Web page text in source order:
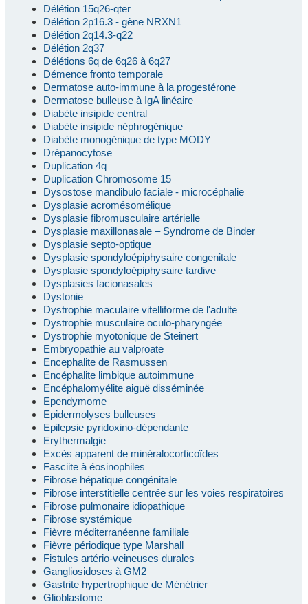
Délétion 15q26-qter
Délétion 2p16.3 - gène NRXN1
Délétion 2q14.3-q22
Délétion 2q37
Délétions 6q de 6q26 à 6q27
Démence fronto temporale
Dermatose auto-immune à la progestérone
Dermatose bulleuse à IgA linéaire
Diabète insipide central
Diabète insipide néphrogénique
Diabète monogénique de type MODY
Drépanocytose
Duplication 4q
Duplication Chromosome 15
Dysostose mandibulo faciale - microcéphalie
Dysplasie acromésomélique
Dysplasie fibromusculaire artérielle
Dysplasie maxillonasale – Syndrome de Binder
Dysplasie septo-optique
Dysplasie spondyloépiphysaire congenitale
Dysplasie spondyloépiphysaire tardive
Dysplasies facionasales
Dystonie
Dystrophie maculaire vitelliforme de l'adulte
Dystrophie musculaire oculo-pharyngée
Dystrophie myotonique de Steinert
Embryopathie au valproate
Encephalite de Rasmussen
Encéphalite limbique autoimmune
Encéphalomyélite aiguë disséminée
Ependymome
Epidermolyses bulleuses
Epilepsie pyridoxino-dépendante
Erythermalgie
Excès apparent de minéralocorticoïdes
Fasciite à éosinophiles
Fibrose hépatique congénitale
Fibrose interstitielle centrée sur les voies respiratoires
Fibrose pulmonaire idiopathique
Fibrose systémique
Fièvre méditerranéenne familiale
Fièvre périodique type Marshall
Fistules artério-veineuses durales
Gangliosidoses à GM2
Gastrite hypertrophique de Ménétrier
Glioblastome